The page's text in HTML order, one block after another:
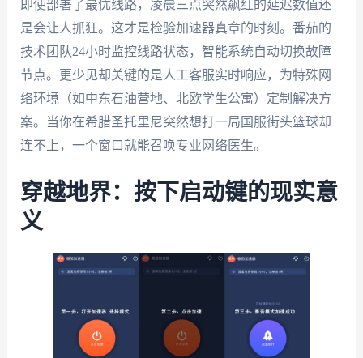
即使部署了最优线路，凌晨三点突然飙红的延迟数值还
是会让人抓狂。这才是检验加速器真章的时刻。番茄的
技术团队24小时监控线路状态，智能系统自动切换故障
节点。更少见却关键的是人工客服实时响应，为特殊网
络环境（如中东石油营地、北欧学生公寓）定制解决方
案。当你在希腊圣托里尼突然想打一局国服街头篮球却
连不上，一个窗口就能召唤专业网络医生。
穿越地界：按下启动键的现实意
义